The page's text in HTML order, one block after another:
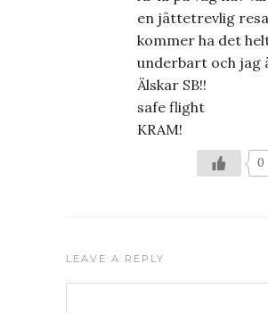
en jättetrevlig
kommer ha det
underbart och jag
Älskar SB!!
safe flight
KRAM!
0
LEAVE A REPLY